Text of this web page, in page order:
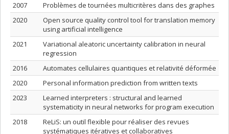
2007
Problèmes de tournées multicritères dans des graphes
2020
Open source quality control tool for translation memory
using artificial intelligence
2021
Variational aleatoric uncertainty calibration in neural
regression
2016
Automates cellulaires quantiques et relativité déformée
2020
Personal information prediction from written texts
2023
Learned interpreters : structural and learned
systematicity in neural networks for program execution
2018
ReLiS: un outil flexible pour réaliser des revues
systématiques itératives et collaboratives